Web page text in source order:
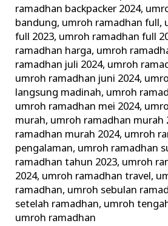
ramadhan backpacker 2024,
bandung, umroh ramadhan full,
full 2023, umroh ramadhan full
ramadhan harga, umroh
ramadhan juli 2024, umroh
umroh ramadhan juni 2024,
langsung madinah, umroh
umroh ramadhan mei 2024,
murah, umroh ramadhan murah
ramadhan murah 2024, umroh
pengalaman, umroh ramadhan
ramadhan tahun 2023, umroh
2024, umroh ramadhan travel,
ramadhan, umroh sebulan
setelah ramadhan, umroh
umroh ramadhan